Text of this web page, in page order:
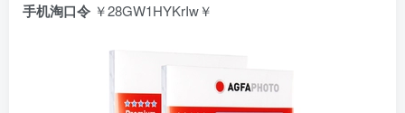
手机淘口令 ￥28GW1HYKrIw￥